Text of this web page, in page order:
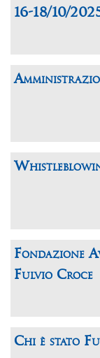
16-18/10/
Fondazione
Fulvio Croce
Chi è stato